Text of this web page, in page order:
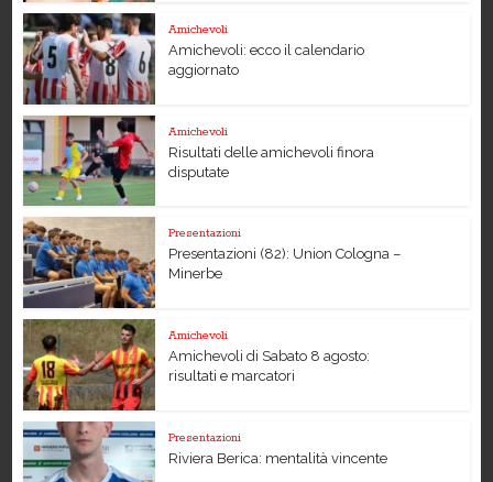
Amichevoli
Amichevoli: ecco il calendario
aggiornato
Amichevoli
Risultati delle amichevoli finora
disputate
Presentazioni
Presentazioni (82): Union Cologna –
Minerbe
Amichevoli
Amichevoli di Sabato 8 agosto:
risultati e marcatori
Presentazioni
Riviera Berica: mentalità vincente